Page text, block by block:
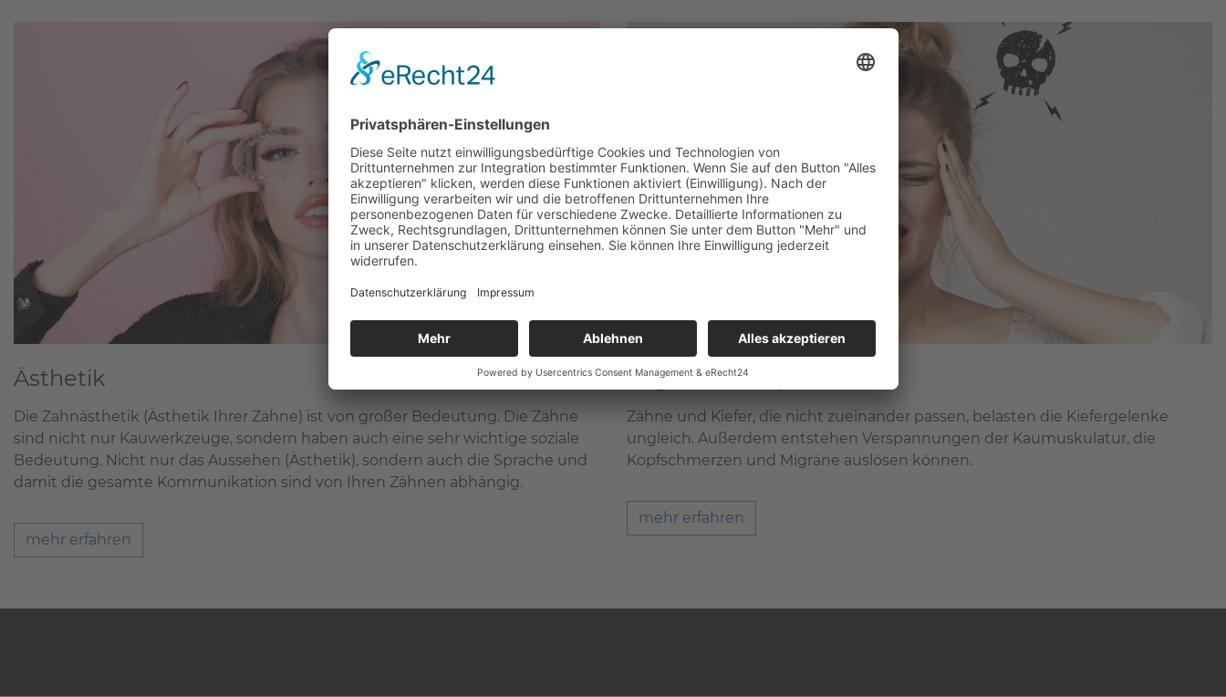
Ästhetik
Die Zahnästhetik (Ästhetik Ihrer Zähne) ist von großer Bedeutung. Die Zähne
sind nicht nur Kauwerkzeuge, sondern haben auch eine sehr wichtige soziale
Bedeutung. Nicht nur das Aussehen (Ästhetik), sondern auch die Sprache und
damit die gesamte Kommunikation sind von Ihren Zähnen abhängig.
mehr erfahren
Migränetherapie
Zähne und Kiefer, die nicht zueinander passen, belasten die Kiefergelenke
ungleich. Außerdem entstehen Verspannungen der Kaumuskulatur, die
Kopfschmerzen und Migräne auslösen können.
mehr erfahren